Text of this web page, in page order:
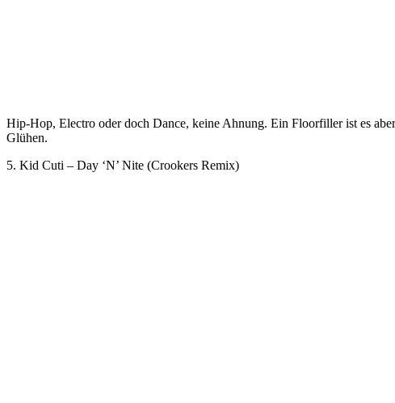
Hip-Hop, Electro oder doch Dance, keine Ahnung. Ein Floorfiller ist es
Glühen.
5. Kid Cuti – Day ‘N’ Nite (Crookers Remix)